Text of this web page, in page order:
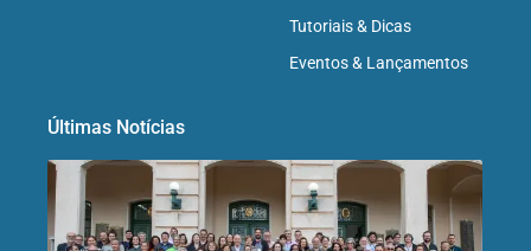
Tutoriais & Dicas
Eventos & Lançamentos
Últimas Notícias